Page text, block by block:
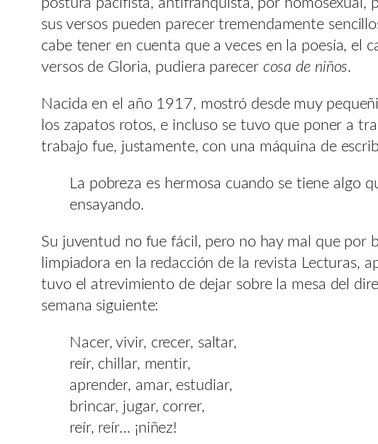
sus versos pueden parecer tremendamente
cabe tener en cuenta que a veces en la poesía, el
versos de Gloria, pudiera parecer cosa de niños.
Nacida en el año 1917, mostró desde muy
los zapatos rotos, e incluso se tuvo que poner a
trabajo fue, justamente, con una máquina de
La pobreza es hermosa cuando se tiene algo
ensayando.
Su juventud no fue fácil, pero no hay mal que por
limpiadora en la redacción de la revista Lecturas,
tuvo el atrevimiento de dejar sobre la mesa del
semana siguiente:
Nacer, vivir, crecer, saltar,
reír, chillar, mentir,
aprender, amar, estudiar,
brincar, jugar, correr,
reír, reír… ¡niñez!